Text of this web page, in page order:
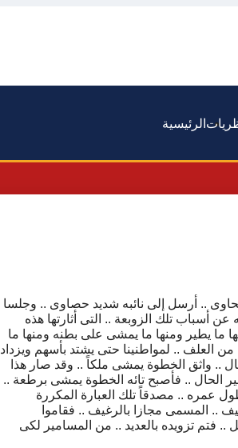
الرئيسية
.. ﺃﺭﺳﻞ ﺇﻟﻰ ﻧﺎﺋﺒﻪ ﺷﺪﻳﺪ ﺣﺼﺎﻭﻯ .. ﻭﺟﻠﺴﺎ
ﺃﺳﺒﺎﺏ ﺗﻠﻚ ﺍﻟﺰﻭﺑﻌﺔ .. ﺍﻟﺘﻰ ﺃﺛﺎﺭﺗﻬﺎ ﻫﺬﻩ
ﻳﻄﻴﺮ ﻭﻣﻨﻬﺎ ﻣﺎ ﻳﻤﺸﻰ ﻋﻠﻰ ﺑﻄﻨﻪ ﻭﻣﻨﻬﺎ ﻣﺎ
ﺍﻟﻌﻠﻒ .. ﻟﻤﻮﺍﻃﻨﻴﻨﺎ ﺣﺘﻰ ﻳﺸﺘﺪ ﺑﺄﺳﻬﻢ ﻭﻳﺰﺩﺍﺩ
.. ﻭﺍﺛﻖ ﺍﻟﺨﻄﻮﺓ ﻳﻤﺸﻰ ﻣﻠﻜﺎً .. ﻭﻗﺪ ﺻﺎﺭ ﻫﺬﺍ
ﺍﻟﺤﺎﻝ .. ﻓﺄﺻﺒﺢ ﺗﺎﺋﻪ ﺍﻟﺨﻄﻮﺓ ﻳﻤﺸﻰ ﺑﺮﻃﻌﺔ ..
ﻋﻤﺮﻩ .. ﻣﺼﺪﻗﺎً ﺗﻠﻚ ﺍﻟﻌﺒﺎﺭﺓ ﺍﻟﻤﻜﺮﺭﺓ
.. ﺍﻟﻤﺴﻤﻰ ﻣﺠﺎﺯﺍ ﺑﺎﻟﺮﻏﻴﻒ .. ﻓﻘﺎﻣﻮﺍ
ﻓﺘﻢ ﺗﺰﻭﻳﺪﻩ ﺑﺎﻟﻌﺪﻳﺪ .. ﻣﻦ ﺍﻟﻤﺴﺎﻣﻴﺮ ﻟﻜﻰ